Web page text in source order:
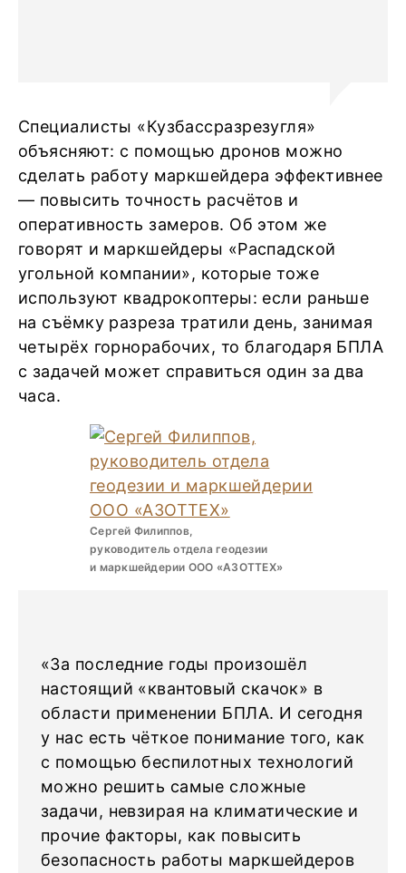
Специалисты «Кузбассразрезугля»
объясняют: с помощью дронов можно
сделать работу маркшейдера эффективнее
— повысить точность расчётов и
оперативность замеров. Об этом же
говорят и маркшейдеры «Распадской
угольной компании», которые тоже
используют квадрокоптеры: если раньше
на съёмку разреза тратили день, занимая
четырёх горнорабочих, то благодаря БПЛА
с задачей может справиться один за два
часа.
Сергей Филиппов,
руководитель отдела геодезии
и маркшейдерии ООО «АЗОТТЕХ»
«За последние годы произошёл
настоящий «квантовый скачок» в
области применении БПЛА. И сегодня
у нас есть чёткое понимание того, как
с помощью беспилотных технологий
можно решить самые сложные
задачи, невзирая на климатические и
прочие факторы, как повысить
безопасность работы маркшейдеров